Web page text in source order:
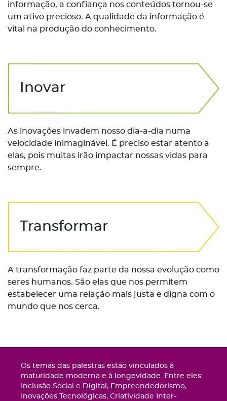
informação, a confiança nos conteúdos tornou-se
um ativo precioso. A qualidade da informação é
vital na produção do conhecimento.
Inovar
As inovações invadem nosso dia-a-dia numa
velocidade inimaginável. É preciso estar atento a
elas, pois muitas irão impactar nossas vidas para
sempre.
Transformar
A transformação faz parte da nossa evolução como
seres humanos. São elas que nos permitem
estabelecer uma relação mais justa e digna com o
mundo que nos cerca.
Os temas das palestras estão vinculados à
maturidade moderna e à longevidade. Entre eles:
Inclusão Social e Digital, Empreendedorismo,
Inovações Tecnológicas, Criatividade Inter-